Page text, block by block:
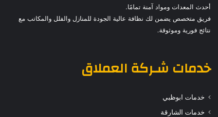
أحدث المعدات ومواد آمنة تمامًا.
فريق متخصص يضمن لك نظافة عالية الجودة للمنازل والفلل والمكاتب مع
نتائج فورية وموثوقة.
خدمات شـركة العملاق
خدمات ابوظبي
خدمات الشارقة